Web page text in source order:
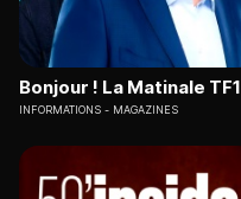
Bonjour ! La Matinale TF1
INFORMATIONS MAGAZINES